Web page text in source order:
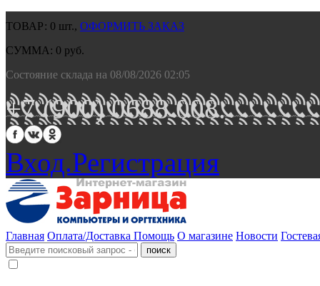
ТОВАР: 0 шт., ОФОРМИТЬ ЗАКАЗ
СУММА: 0 руб.
Состояние склада на 08/08/2026 02:05
+7 (900) 0688 008.
Вход.Регистрация
Главная Оплата/Доставка Помощь О магазине Новости